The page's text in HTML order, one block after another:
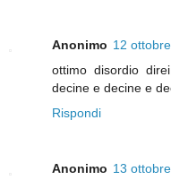
Anonimo 12
ottimo disordio
decine e decine e
Rispondi
Anonimo 13